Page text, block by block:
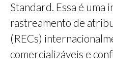
Standard. Essa é uma
rastreamento de
(RECs)
comercializáveis e